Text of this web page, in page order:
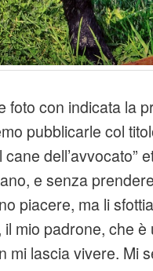
foto con indicata la
pubblicarle col
cane dell’avvocato”
e senza
piacere, ma li
mio padrone, che
mi lascia vivere. Mi